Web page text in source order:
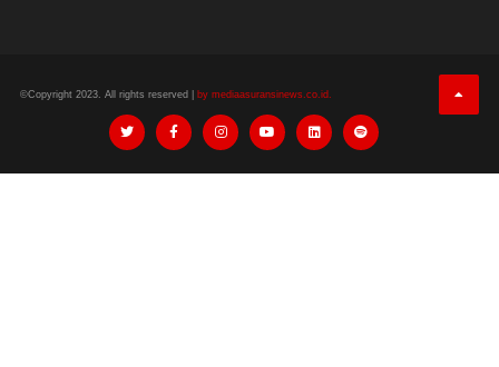
©Copyright 2023. All rights reserved | by mediaasuransinews.co.id.